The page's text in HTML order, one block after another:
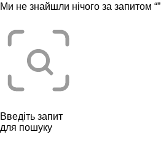
Ми не знайшли нічого за запитом “”
Введіть запит
для пошуку